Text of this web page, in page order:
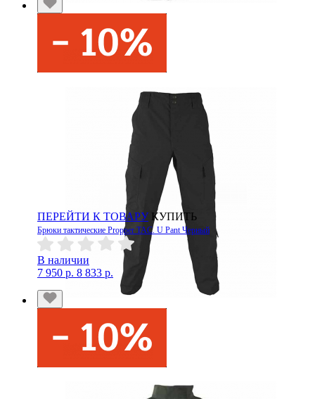
ПЕРЕЙТИ К ТОВАРУ КУПИТЬ
Брюки тактические Propper TAC. U Pant Черный
В наличии
7 950 р. 8 833 р.